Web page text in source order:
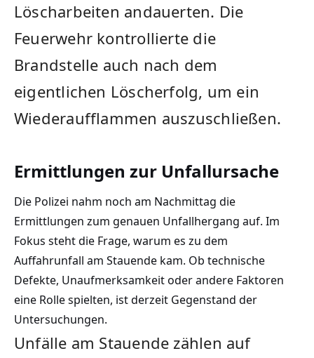
Löscharbeiten andauerten. Die
Feuerwehr kontrollierte die
Brandstelle auch nach dem
eigentlichen Löscherfolg, um ein
Wiederaufflammen auszuschließen.
Ermittlungen zur Unfallursache
Die Polizei nahm noch am Nachmittag die
Ermittlungen zum genauen Unfallhergang auf. Im
Fokus steht die Frage, warum es zu dem
Auffahrunfall am Stauende kam. Ob technische
Defekte, Unaufmerksamkeit oder andere Faktoren
eine Rolle spielten, ist derzeit Gegenstand der
Untersuchungen.
Unfälle am Stauende zählen auf